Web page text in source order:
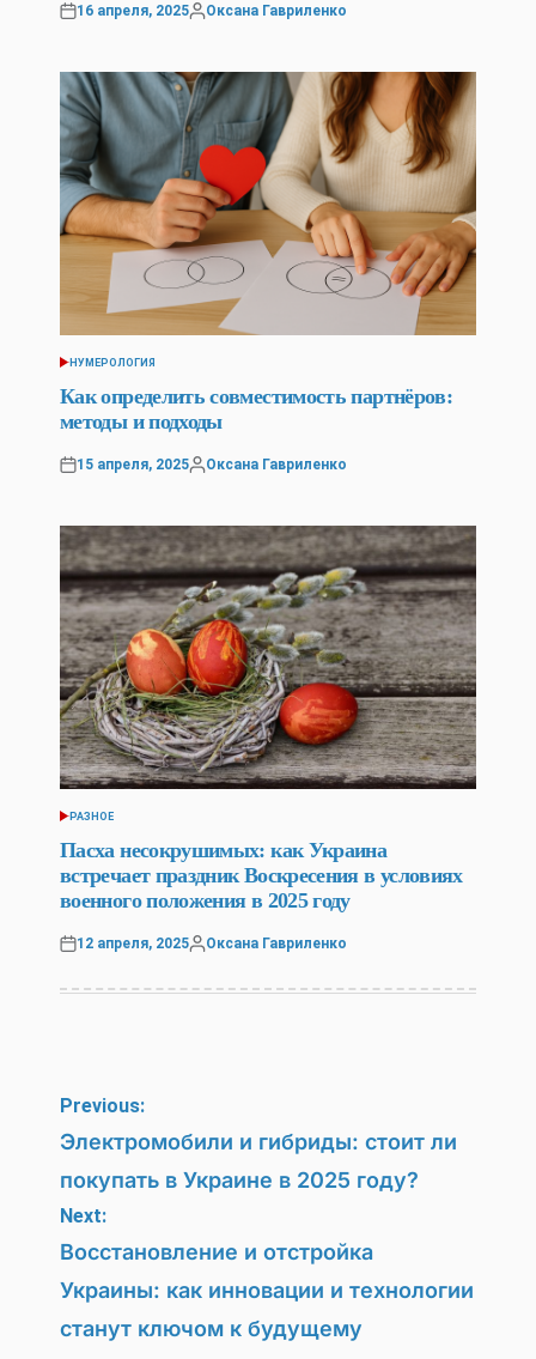
Posted
16 апреля, 2025
Posted
Оксана Гавриленко
POSTED
IN
НУМЕРОЛОГИЯ
Как определить совместимость партнёров:
методы и подходы
Posted
15 апреля, 2025
Posted
Оксана Гавриленко
POSTED
IN
РАЗНОЕ
Пасха несокрушимых: как Украина
встречает праздник Воскресения в условиях
военного положения в 2025 году
Posted
12 апреля, 2025
Posted
Оксана Гавриленко
Навигация
по
записям
Previous:
Электромобили и гибриды: стоит ли
покупать в Украине в 2025 году?
Next:
Восстановление и отстройка
Украины: как инновации и технологии
станут ключом к будущему